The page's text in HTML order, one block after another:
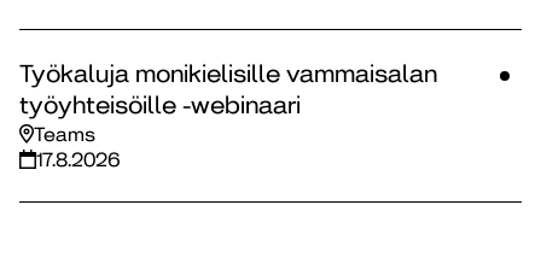
Työkaluja monikielisille vammaisalan
työyhteisöille -webinaari
Teams
17.8.2026